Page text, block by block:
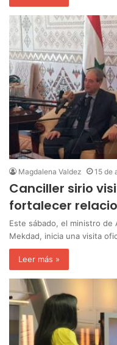
Magdalena Valdez 15 de
Canciller sirio
fortalecer
Este sábado, el ministro de
Mekdad, inicia una visita
Leer más »